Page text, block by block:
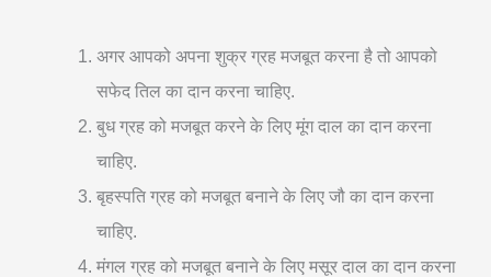
अगर आपको अपना शुक्र ग्रह मजबूत करना है तो आपको
सफेद तिल का दान करना चाहिए.
बुध ग्रह को मजबूत करने के लिए मूंग दाल का दान करना
चाहिए.
बृहस्पति ग्रह को मजबूत बनाने के लिए जौ का दान करना
चाहिए.
मंगल ग्रह को मजबूत बनाने के लिए मसूर दाल का दान करना